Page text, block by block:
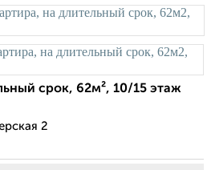
срок, 62м², 10/15 этаж
2